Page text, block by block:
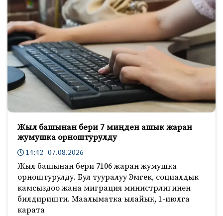
Жыл башынан бери 7 миңден ашык жаран
жумушка орноштурулду
14:42 07.08.2026
Жыл башынан бери 7106 жаран жумушка
орноштурулду. Бул тууралуу Эмгек, социалдык
камсыздоо жана миграция министрлигинен
билдиришти. Маалыматка ылайык, 1-июлга
карата